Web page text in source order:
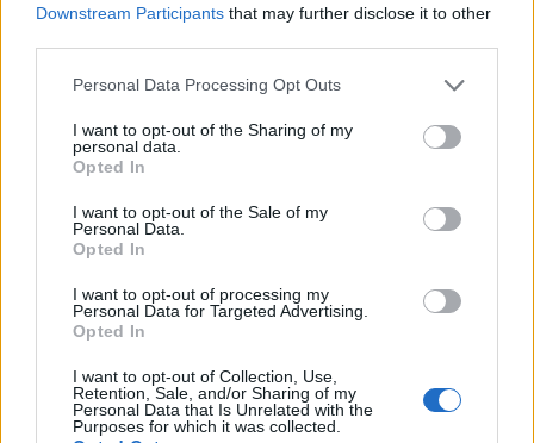
Downstream Participants that may further disclose it to other
Please note that this website/app uses one or more Google
not limited to your visit or usage behaviour. You may click to
grant or deny consent to Google and its third-party tags to
use your data for below specified purposes in below Google
consent section.
Personal Data Processing Opt Outs
I want to opt-out of the Sharing of my
personal data.
Opted In
I want to opt-out of the Sale of my
Personal Data.
Opted In
I want to opt-out of processing my
Personal Data for Targeted Advertising.
Opted In
I want to opt-out of Collection, Use,
Retention, Sale, and/or Sharing of my
Personal Data that Is Unrelated with the
Purposes for which it was collected.
ασφάλειας Diaplous Maritime Services, κατά
μέσο όρο δραστηριοποιούνται κάθε εβδομάδα
στη Μαύρη Θάλασσα ή στα γύρω ύδατα περίπου
συμφερόντων.
Η παρουσία αυτή συνδέεται κυρίως με τη
μεταφορά ενεργειακών φορτίων και προϊόντων
πετρελαίου, σε μια περιοχή που εξακολουθεί να
διαδραματίζει κρίσιμο ρόλο στις παγκόσμιες
ενεργειακές και εμπορικές ροές.
Παράλληλα, σύμφωνα με τις ίδιες εκτιμήσεις,
στην περιοχή επιχειρούν σε εβδομαδιαία βάση